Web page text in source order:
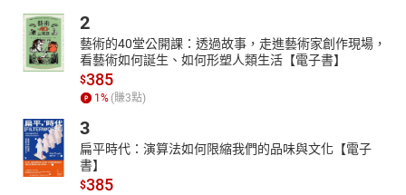
这本书，就像收到来自世界各地的星光密信，每一篇故事都是一扇
通往异国心灵的窗。
2
藝術的40堂公開課：透過故事，走進藝術家創作現場，
看藝術如何誕生、如何形塑人類生活【電子書】
$385
1 % (賺3點)
3
扁平時代：演算法如何限縮我們的品味與文化【電子
書】
$385